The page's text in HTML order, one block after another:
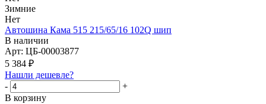
Зимние
Нет
Автошина Кама 515 215/65/16 102Q шип
В наличии
Арт: ЦБ-00003877
5 384 ₽
Нашли дешевле?
-
+
В корзину